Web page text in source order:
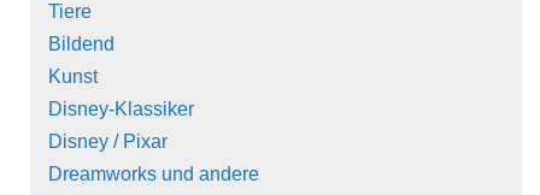
Tiere
Bildend
Kunst
Disney-Klassiker
Disney / Pixar
Dreamworks und andere